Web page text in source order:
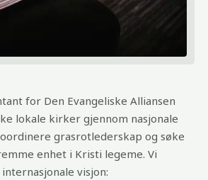
for Den Evangeliske Alliansen
lokale kirker gjennom nasjonale
grasrotlederskap og søke
enhet i Kristi legeme. Vi
visjon: